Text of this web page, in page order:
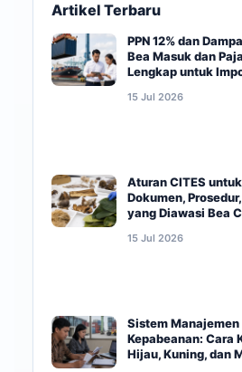
Artikel Terbaru
PPN 12% dan
Bea Masuk dan
Lengkap untuk
15 Jul 2026
Aturan CITES
Dokumen,
yang Diawasi Bea
15 Jul 2026
Sistem Manajemen
Kepabeanan: Cara
Hijau, Kuning, dan